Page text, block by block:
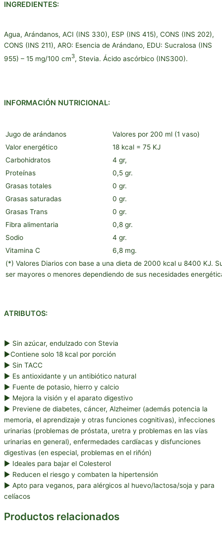
INGREDIENTES:
Agua, Arándanos, ACI (INS 330), ESP (INS 415), CONS (INS 202),
CONS (INS 211), ARO: Esencia de Arándano, EDU: Sucralosa (INS
955) – 15 mg/100 cm3, Stevia. Ácido ascórbico (INS300).
INFORMACIÓN NUTRICIONAL:
Jugo de arándanos
Valores por 200 ml (1 vaso)
Valor energético
18 kcal = 75 KJ
Carbohidratos
4 gr,
Proteínas
0,5 gr.
Grasas totales
0 gr.
Grasas saturadas
0 gr.
Grasas Trans
0 gr.
Fibra alimentaria
0,8 gr.
Sodio
4 gr.
Vitamina C
6,8 mg.
(*) Valores Diarios con base a una dieta de 2000 kcal u 8400 KJ.
ser mayores o menores dependiendo de sus necesidades
ATRIBUTOS:
► Sin azúcar, endulzado con Stevia
►Contiene solo 18 kcal por porción
► Sin TACC
► Es antioxidante y un antibiótico natural
► Fuente de potasio, hierro y calcio
► Mejora la visión y el aparato digestivo
► Previene de diabetes, cáncer, Alzheimer (además potencia la
memoria, el aprendizaje y otras funciones cognitivas), infecciones
urinarias (problemas de próstata, uretra y problemas en las vías
urinarias en general), enfermedades cardíacas y disfunciones
digestivas (en especial, problemas en el riñón)
► Ideales para bajar el Colesterol
► Reducen el riesgo y combaten la hipertensión
► Apto para veganos, para alérgicos al huevo/lactosa/soja y para
celíacos
Productos relacionados